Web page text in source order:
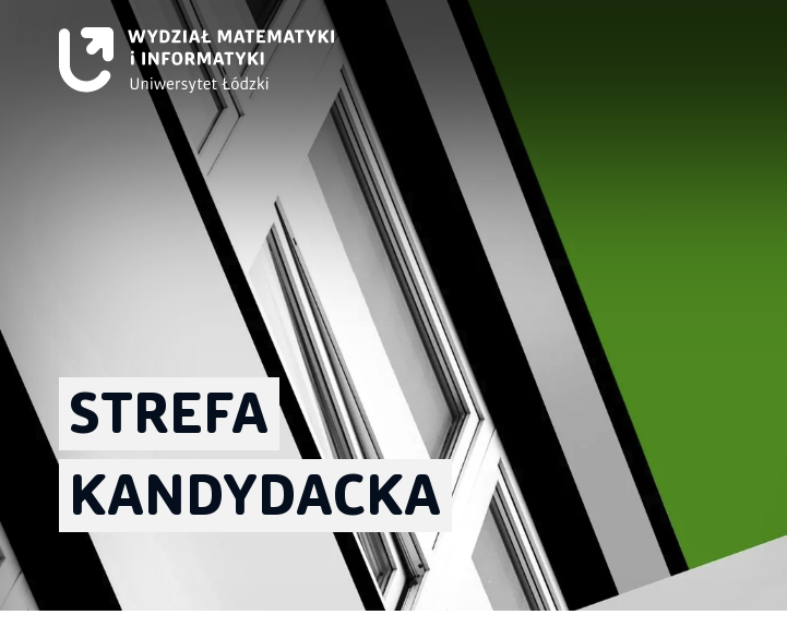
STREFA
KANDYDACKA